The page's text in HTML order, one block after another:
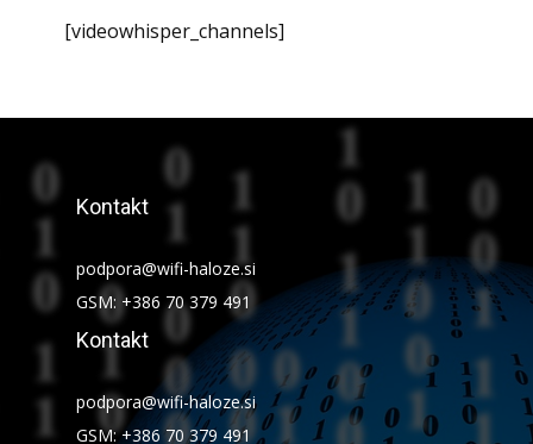
[videowhisper_channels]
Kontakt
podpora@wifi-haloze.si
GSM: +386 70 379 491
Kontakt
podpora@wifi-haloze.si
GSM: +386 70 379 491